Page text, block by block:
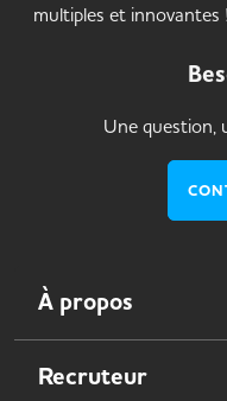
multiples et innovantes !
Une question,
À propos
Recruteur